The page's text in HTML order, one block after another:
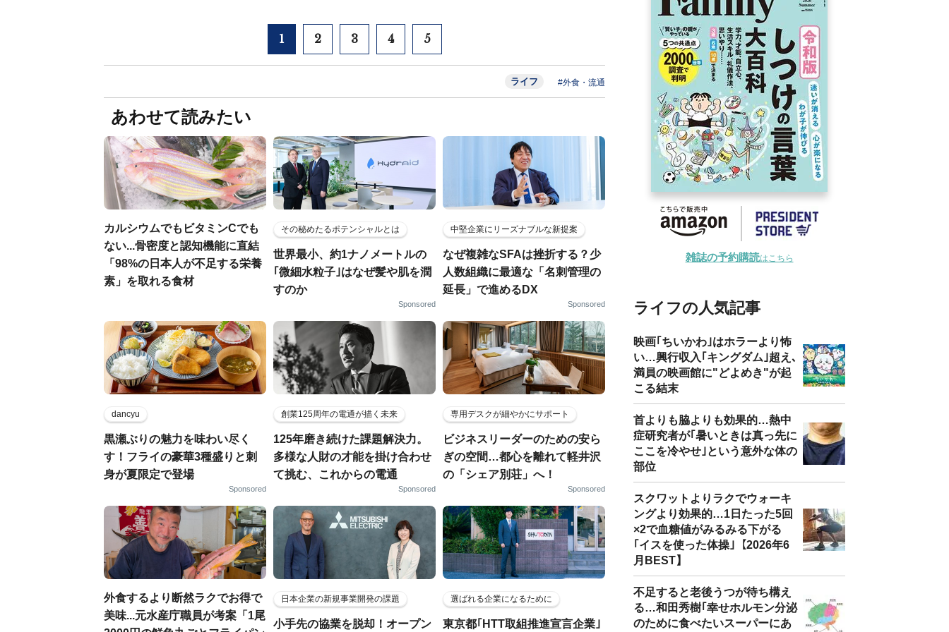
1 2 3 4 5
ライフ #外食・流通
あわせて読みたい
カルシウムでもビタミンCでも
ない...骨密度と認知機能に直結
「98%の日本人が不足する栄養
素」を取れる食材
その秘めたるポテンシャルとは
世界最小、約1ナノメートルの
｢微細水粒子｣はなぜ髪や肌を潤
すのか
Sponsored
中堅企業にリーズナブルな新提案
なぜ複雑なSFAは挫折する？少
人数組織に最適な「名刺管理の
延長」で進めるDX
Sponsored
dancyu
黒瀬ぶりの魅力を味わい尽く
す！フライの豪華3種盛りと刺
身が夏限定で登場
Sponsored
創業125周年の電通が描く未来
125年磨き続けた課題解決力。
多様な人財の才能を掛け合わせ
て挑む、これからの電通
Sponsored
専用デスクが細やかにサポート
ビジネスリーダーのための安ら
ぎの空間…都心を離れて軽井沢
の「シェア別荘」へ！
Sponsored
外食するより断然ラクでお得で
美味...元水産庁職員が考案「1尾
日本企業の新規事業開発の課題
小手先の協業を脱却！オープン
選ばれる企業になるために
東京都｢HTT取組推進宣言企業｣
雑誌の予約購読はこちら
ライフの人気記事
映画｢ちいかわ｣はホラーより怖
い…興行収入｢キングダム｣超え､
満員の映画館に"どよめき"が起
こる結末
首よりも脇よりも効果的…熱中
症研究者が｢暑いときは真っ先に
ここを冷やせ｣という意外な体の
部位
スクワットよりラクでウォーキ
ングより効果的…1日たった5回
×2で血糖値がみるみる下がる
｢イスを使った体操｣【2026年6
月BEST】
不足すると老後うつが待ち構え
る…和田秀樹｢幸せホルモン分泌
のために食べたいスーパーにあ